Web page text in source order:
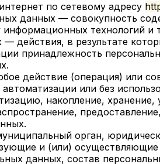
по сетевому адресу
данных — совокупность
технологий и
действия, в результате
принадлежность
действие (операция) или
или без
накопление, хранение,
орган,
и (или)
данных, состав